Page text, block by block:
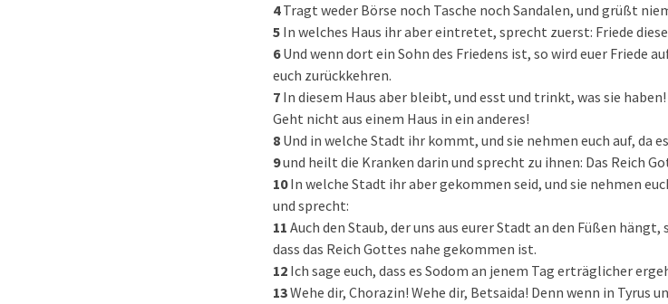
4Tragt weder Börse noch Tasche noch Sandalen, und grüßt
5 In welches Haus ihr aber eintretet, sprecht zuerst: Friede
6Und wenn dort ein Sohn des Friedens ist, so wird euer Friede
euch zurückkehren.
7 In diesem Haus aber bleibt, und esst und trinkt, was sie
Geht nicht aus einem Haus in ein anderes!
8 Und in welche Stadt ihr kommt, und sie nehmen euch auf, da
9und heilt die Kranken darin und sprecht zu ihnen: Das Reich
10In welche Stadt ihr aber gekommen seid, und sie nehmen
und sprecht:
11 Auch den Staub, der uns aus eurer Stadt an den Füßen
dass das Reich Gottes nahe gekommen ist.
12 Ich sage euch, dass es Sodom an jenem Tag erträglicher
13Wehe dir, Chorazin! Wehe dir, Betsaida! Denn wenn in Tyrus